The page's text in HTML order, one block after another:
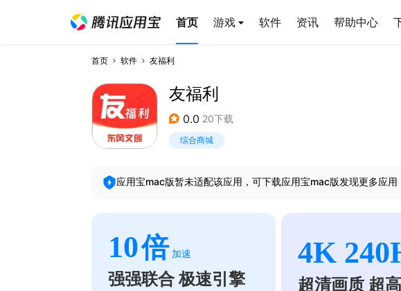
首页 游戏 软件 资讯 帮助中心
首页 软件 友福利
友福利
0.0 20下载
综合商城
应用宝mac版暂未适配该应用，可下载应用宝mac版发现更多应用
10倍 加速
强强联合 极速引擎
4K
超清画质 超